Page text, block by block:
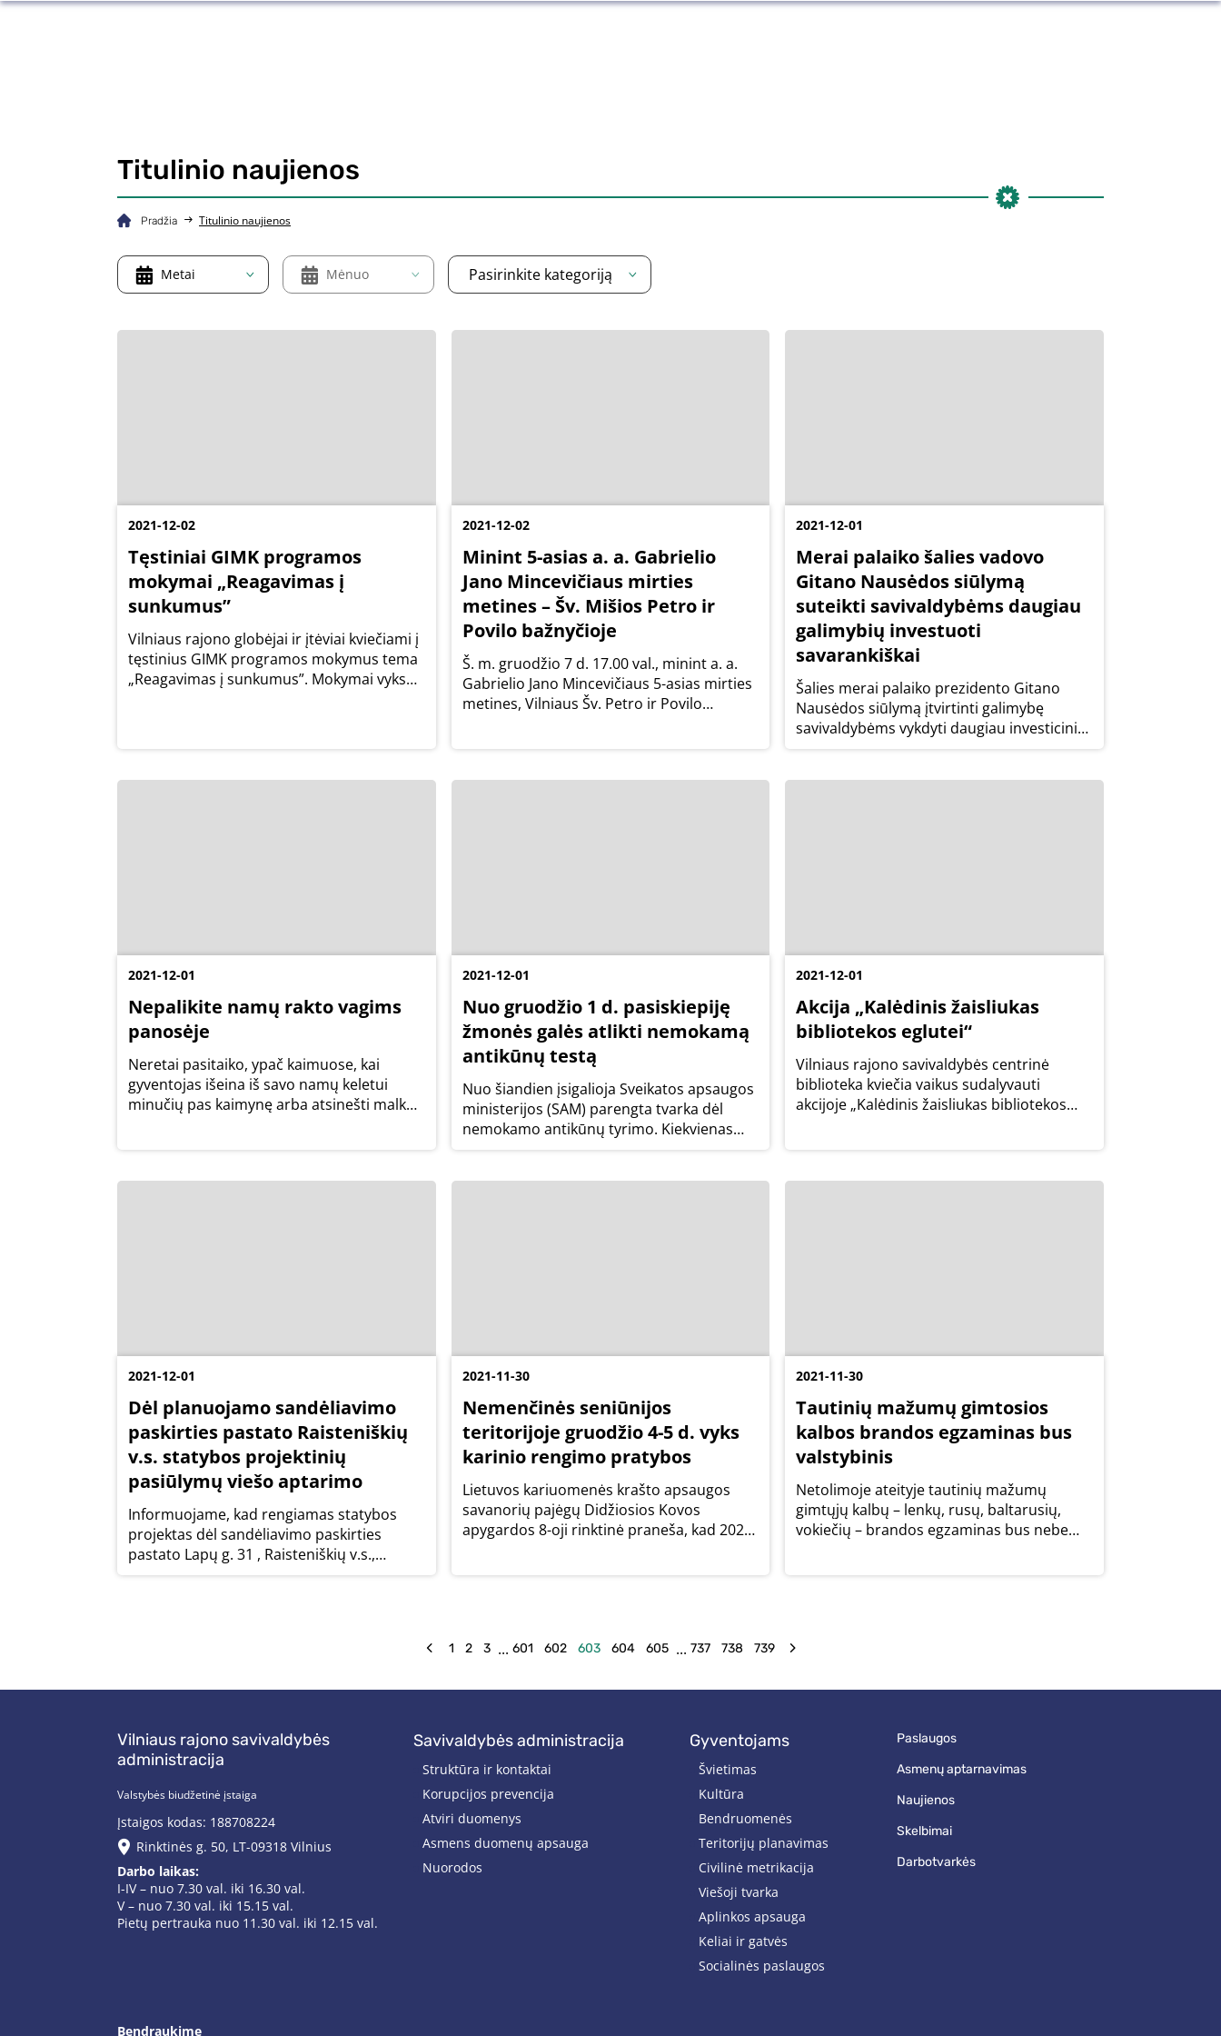
Titulinio naujienos
Pradžia Titulinio naujienos
Metai Mėnuo Pasirinkite kategoriją
2021-12-02
Tęstiniai GIMK programos
mokymai „Reagavimas į
sunkumus”
Vilniaus rajono globėjai ir įtėviai kviečiami į
tęstinius GIMK programos mokymus tema
„Reagavimas į sunkumus”. Mokymai vyks
2021-12-02
Minint 5-asias a. a. Gabrielio
Jano Mincevičiaus mirties
metines – Šv. Mišios Petro ir
Povilo bažnyčioje
Š. m. gruodžio 7 d. 17.00 val., minint a. a.
Gabrielio Jano Mincevičiaus 5-asias mirties
metines, Vilniaus Šv. Petro ir Povilo
2021-12-01
Merai palaiko šalies vadovo
Gitano Nausėdos siūlymą
suteikti savivaldybėms daugiau
galimybių investuoti
savarankiškai
Šalies merai palaiko prezidento Gitano
Nausėdos siūlymą įtvirtinti galimybę
savivaldybėms vykdyti daugiau investicinių
projektų, kuriais būtų gerinama viešųjų
2021-12-01
Nepalikite namų rakto vagims
panosėje
Neretai pasitaiko, ypač kaimuose, kai
gyventojas išeina iš savo namų keletui
minučių pas kaimynę arba atsinešti malkų,
2021-12-01
Nuo gruodžio 1 d. pasiskiepiję
žmonės galės atlikti nemokamą
antikūnų testą
Nuo šiandien įsigalioja Sveikatos apsaugos
ministerijos (SAM) parengta tvarka dėl
nemokamo antikūnų tyrimo. Kiekvienas
pagal pilną vakcinacijos schemą
2021-12-01
Akcija „Kalėdinis žaisliukas
bibliotekos eglutei“
Vilniaus rajono savivaldybės centrinė
biblioteka kviečia vaikus sudalyvauti
akcijoje „Kalėdinis žaisliukas bibliotekos
2021-12-01
Dėl planuojamo sandėliavimo
paskirties pastato Raisteniškių
v.s. statybos projektinių
pasiūlymų viešo aptarimo
Informuojame, kad rengiamas statybos
projektas dėl sandėliavimo paskirties
pastato Lapų g. 31 , Raisteniškių v.s.,
Avižienių sen., Vilniaus r. sav. Statinio
2021-11-30
Nemenčinės seniūnijos
teritorijoje gruodžio 4-5 d. vyks
karinio rengimo pratybos
Lietuvos kariuomenės krašto apsaugos
savanorių pajėgų Didžiosios Kovos
apygardos 8-oji rinktinė praneša, kad 2021
2021-11-30
Tautinių mažumų gimtosios
kalbos brandos egzaminas bus
valstybinis
Netolimoje ateityje tautinių mažumų
gimtųjų kalbų – lenkų, rusų, baltarusių,
vokiečių – brandos egzaminas bus nebe
1 2 3 ... 601 602 603 604 605 ... 737 738 739
Vilniaus rajono savivaldybės
administracija
Valstybės biudžetinė įstaiga
Įstaigos kodas: 188708224
Rinktinės g. 50, LT-09318 Vilnius
Darbo laikas:
I-IV – nuo 7.30 val. iki 16.30 val.
V – nuo 7.30 val. iki 15.15 val.
Pietų pertrauka nuo 11.30 val. iki 12.15 val.
savivaldybės administracija
Struktūra ir kontaktai
Korupcijos prevencija
Atviri duomenys
Asmens duomenų apsauga
Nuorodos
gyventojams
Švietimas
Kultūra
Bendruomenės
Teritorijų planavimas
Civilinė metrikacija
Viešoji tvarka
Aplinkos apsauga
Keliai ir gatvės
Socialinės paslaugos
paslaugos
asmenų aptarnavimas
naujienos
skelbimai
darbotvarkės
Bendraukime